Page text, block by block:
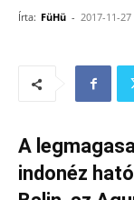
Írta: FüHü - 2017-11-27
A
indonéz